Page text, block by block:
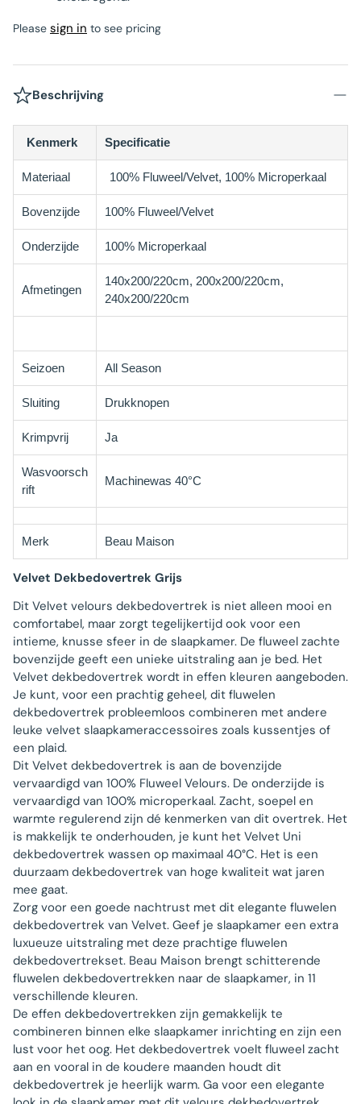
Please sign in to see pricing
Beschrijving
Kenmerk Specificatie
Materiaal 100% Fluweel/Velvet, 100% Microperkaal
Bovenzijde 100% Fluweel/Velvet
Onderzijde 100% Microperkaal
Afmetingen
140x200/220cm, 200x200/220cm,
240x200/220cm
Seizoen All Season
Sluiting Drukknopen
Krimpvrij Ja
Wasvoorsch
rift
Machinewas 40°C
Merk Beau Maison
Velvet Dekbedovertrek Grijs
Dit Velvet velours dekbedovertrek is niet alleen mooi en
comfortabel, maar zorgt tegelijkertijd ook voor een
intieme, knusse sfeer in de slaapkamer. De fluweel zachte
bovenzijde geeft een unieke uitstraling aan je bed. Het
Velvet dekbedovertrek wordt in effen kleuren aangeboden.
Je kunt, voor een prachtig geheel, dit fluwelen
dekbedovertrek probleemloos combineren met andere
leuke velvet slaapkameraccessoires zoals kussentjes of
een plaid.
Dit Velvet dekbedovertrek is aan de bovenzijde
vervaardigd van 100% Fluweel Velours. De onderzijde is
vervaardigd van 100% microperkaal. Zacht, soepel en
warmte regulerend zijn dé kenmerken van dit overtrek. Het
is makkelijk te onderhouden, je kunt het Velvet Uni
dekbedovertrek wassen op maximaal 40°C. Het is een
duurzaam dekbedovertrek van hoge kwaliteit wat jaren
mee gaat.
Zorg voor een goede nachtrust met dit elegante fluwelen
dekbedovertrek van Velvet. Geef je slaapkamer een extra
luxueuze uitstraling met deze prachtige fluwelen
dekbedovertrekset. Beau Maison brengt schitterende
fluwelen dekbedovertrekken naar de slaapkamer, in 11
verschillende kleuren.
De effen dekbedovertrekken zijn gemakkelijk te
combineren binnen elke slaapkamer inrichting en zijn een
lust voor het oog. Het dekbedovertrek voelt fluweel zacht
aan en vooral in de koudere maanden houdt dit
dekbedovertrek je heerlijk warm. Ga voor een elegante